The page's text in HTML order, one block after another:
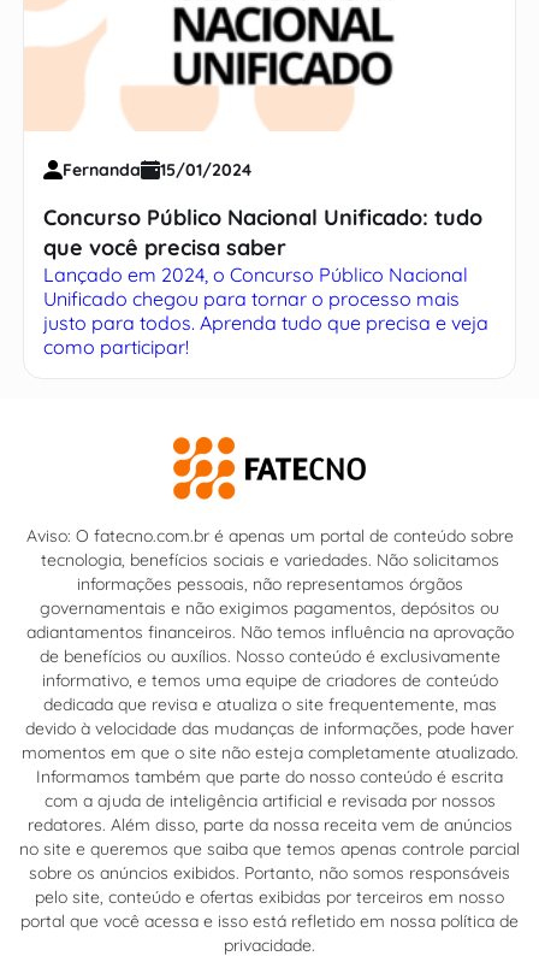
Fernanda 15/01/2024
Concurso Público Nacional Unificado: tudo
que você precisa saber
Lançado em 2024, o Concurso Público Nacional
Unificado chegou para tornar o processo mais
justo para todos. Aprenda tudo que precisa e veja
como participar!
Aviso: O fatecno.com.br é apenas um portal de conteúdo sobre
tecnologia, benefícios sociais e variedades. Não solicitamos
informações pessoais, não representamos órgãos
governamentais e não exigimos pagamentos, depósitos ou
adiantamentos financeiros. Não temos influência na aprovação
de benefícios ou auxílios. Nosso conteúdo é exclusivamente
informativo, e temos uma equipe de criadores de conteúdo
dedicada que revisa e atualiza o site frequentemente, mas
devido à velocidade das mudanças de informações, pode haver
momentos em que o site não esteja completamente atualizado.
Informamos também que parte do nosso conteúdo é escrita
com a ajuda de inteligência artificial e revisada por nossos
redatores. Além disso, parte da nossa receita vem de anúncios
no site e queremos que saiba que temos apenas controle parcial
sobre os anúncios exibidos. Portanto, não somos responsáveis
pelo site, conteúdo e ofertas exibidas por terceiros em nosso
portal que você acessa e isso está refletido em nossa política de
privacidade.